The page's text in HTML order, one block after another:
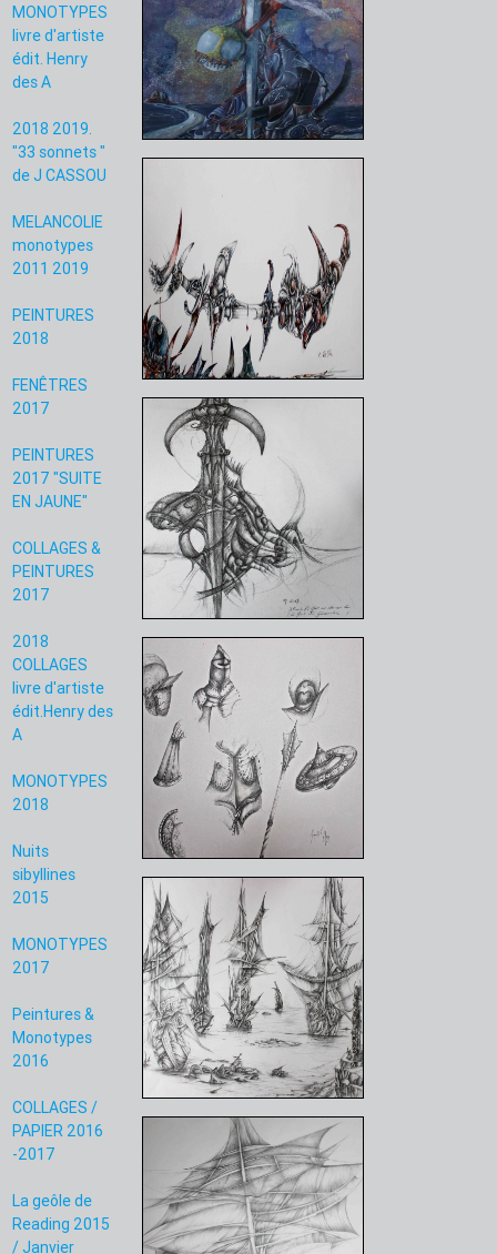
MONOTYPES
livre d'artiste
édit. Henry
des A
2018 2019.
"33 sonnets "
de J CASSOU
MELANCOLIE
monotypes
2011 2019
PEINTURES
2018
FENÊTRES
2017
PEINTURES
2017 "SUITE
EN JAUNE"
COLLAGES &
PEINTURES
2017
2018
COLLAGES
livre d'artiste
édit.Henry des
A
MONOTYPES
2018
Nuits
sibyllines
2015
MONOTYPES
2017
Peintures &
Monotypes
2016
COLLAGES /
PAPIER 2016
-2017
La geôle de
Reading 2015
/ Janvier